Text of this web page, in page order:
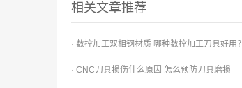
相关文章推荐
· 数控加工双相钢材质 哪种数控加工刀具好用？
· CNC刀具损伤什么原因 怎么预防刀具磨损